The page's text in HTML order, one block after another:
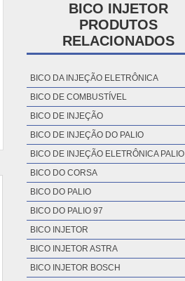
BICO INJETOR
PRODUTOS
RELACIONADOS
BICO DA INJEÇÃO ELETRÔNICA
BICO DE COMBUSTÍVEL
BICO DE INJEÇÃO
BICO DE INJEÇÃO DO PALIO
BICO DE INJEÇÃO ELETRÔNICA PALIO
BICO DO CORSA
BICO DO PALIO
BICO DO PALIO 97
BICO INJETOR
BICO INJETOR ASTRA
BICO INJETOR BOSCH